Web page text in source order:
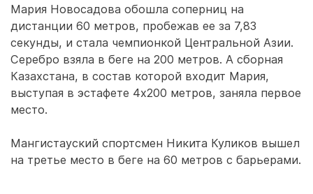
Мария Новосадова обошла соперниц на
дистанции 60 метров, пробежав ее за 7,83
секунды, и стала чемпионкой Центральной Азии.
Серебро взяла в беге на 200 метров. А сборная
Казахстана, в состав которой входит Мария,
выступая в эстафете 4х200 метров, заняла первое
место.
Мангистауский спортсмен Никита Куликов вышел
на третье место в беге на 60 метров с барьерами.